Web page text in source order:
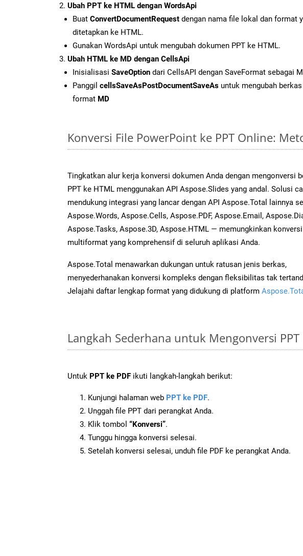
Ubah PPT ke HTML dengan WordsApi
Buat ConvertDocumentRequest dengan nama file lokal dan format
ditetapkan ke HTML.
Gunakan WordsApi untuk mengubah dokumen PPT ke HTML.
Ubah HTML ke MD dengan CellsApi
Inisialisasi SaveOption dari CellsAPI dengan SaveFormat sebagai
Panggil cellsSaveAsPostDocumentSaveAs untuk mengubah
format MD
Konversi File PowerPoint ke PPT Online:
Tingkatkan alur kerja konversi dokumen Anda dengan mengonversi
PPT ke HTML menggunakan API Aspose.Slides yang andal. Solusi
mendukung integrasi yang lancar dengan API Aspose.Total lainnya
Aspose.Words, Aspose.Cells, Aspose.PDF, Aspose.Email,
Aspose.Tasks, Aspose.3D, Aspose.HTML — memungkinkan
multiformat yang komprehensif di seluruh aplikasi Anda.
Aspose.Total menawarkan dukungan untuk ratusan jenis berkas,
menyederhanakan konversi kompleks dengan fleksibilitas tak
Jelajahi daftar lengkap format yang didukung di platform
Langkah Sederhana untuk Mengonversi PPT
Untuk PPT ke PDF ikuti langkah-langkah berikut:
Kunjungi halaman web PPT ke PDF.
Unggah file PPT dari perangkat Anda.
Klik tombol “Konversi”.
Tunggu hingga konversi selesai.
Setelah konversi selesai, unduh file PDF ke perangkat Anda.